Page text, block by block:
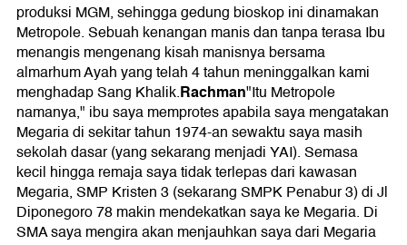
produksi MGM, sehingga gedung bioskop ini dinamakan
Metropole. Sebuah kenangan manis dan tanpa terasa Ibu
menangis mengenang kisah manisnya bersama
almarhum Ayah yang telah 4 tahun meninggalkan kami
menghadap Sang Khalik.Rachman"Itu Metropole
namanya," ibu saya memprotes apabila saya mengatakan
Megaria di sekitar tahun 1974-an sewaktu saya masih
sekolah dasar (yang sekarang menjadi YAI). Semasa
kecil hingga remaja saya tidak terlepas dari kawasan
Megaria, SMP Kristen 3 (sekarang SMPK Penabur 3) di Jl
Diponegoro 78 makin mendekatkan saya ke Megaria. Di
SMA saya mengira akan menjauhkan saya dari Megaria